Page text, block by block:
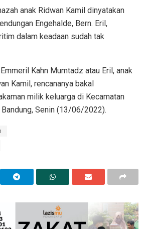
anak Ridwan Kamil dinyatakan
Engehalde, Bern. Eril,
dalam keadaan sudah tak
Kahn Mumtadz atau Eril, anak
Kamil, rencananya bakal
milik keluarga di Kecamatan
Senin (13/06/2022).